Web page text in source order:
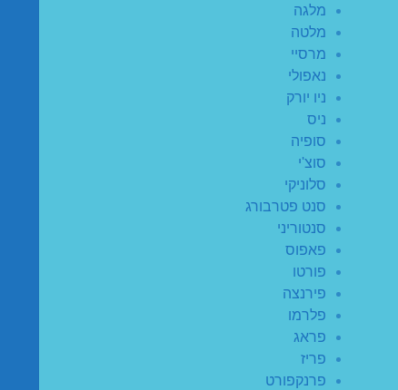
מלגה
מלטה
מרסיי
נאפולי
ניו יורק
ניס
סופיה
סוצ'י
סלוניקי
סנט פטרבורג
סנטוריני
פאפוס
פורטו
פירנצה
פלרמו
פראג
פריז
פרנקפורט